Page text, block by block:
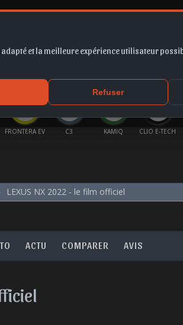
et la meilleure expérience utilisateur
Refuser
C3 KAMIQ CLIO E-TECH FRONTERA
LEXUS NX 2022 - le film officiel
ACTU COMPARER AVIS